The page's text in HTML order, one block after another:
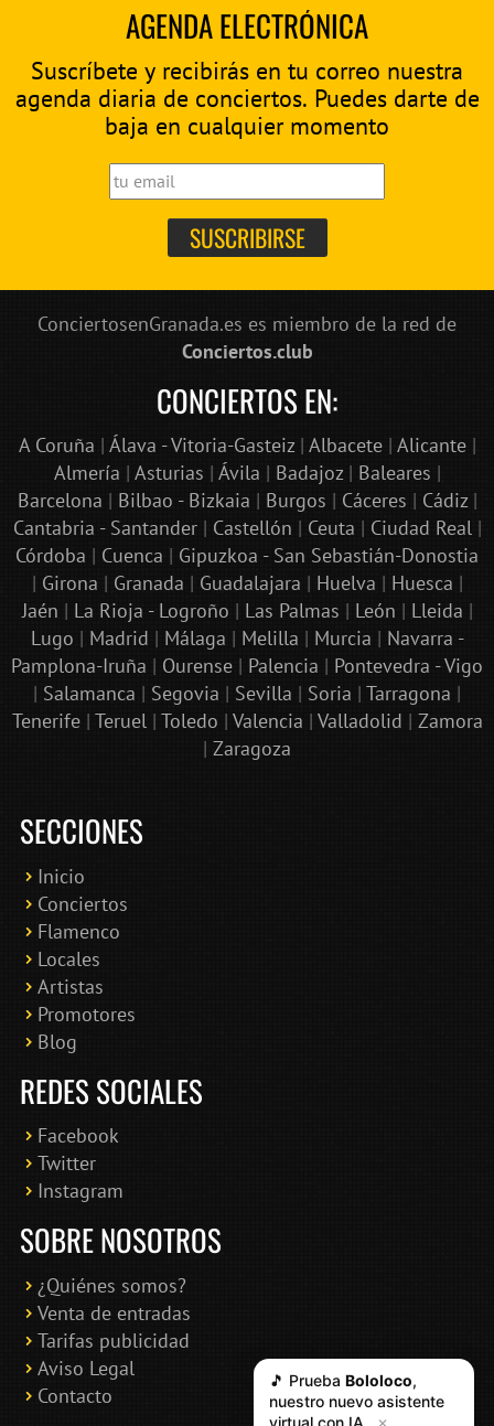
AGENDA ELECTRÓNICA
Suscríbete y recibirás en tu correo nuestra
agenda diaria de conciertos. Puedes darte de
baja en cualquier momento
ConciertosenGranada.es es miembro de la red de
Conciertos.club
CONCIERTOS EN:
A Coruña | Álava - Vitoria-Gasteiz| Albacete| Alicante|
Almería | Asturias | Ávila | Badajoz| Baleares |
Barcelona | Bilbao - Bizkaia | Burgos | Cáceres | Cádiz|
Cantabria - Santander| Castellón | Ceuta | Ciudad Real|
Córdoba | Cuenca | Gipuzkoa - San Sebastián-Donostia
| Girona | Granada | Guadalajara | Huelva | Huesca |
Jaén | La Rioja - Logroño | Las Palmas | León | Lleida |
Lugo | Madrid | Málaga | Melilla | Murcia | Navarra -
Pamplona-Iruña | Ourense | Palencia | Pontevedra - Vigo
| Salamanca | Segovia | Sevilla | Soria | Tarragona |
Tenerife| Teruel| Toledo | Valencia | Valladolid | Zamora
| Zaragoza
SECCIONES
Inicio
Conciertos
Flamenco
Locales
Artistas
Promotores
Blog
REDES SOCIALES
Facebook
Twitter
Instagram
SOBRE NOSOTROS
¿Quiénes somos?
Venta de entradas
Tarifas publicidad
Aviso Legal
Contacto
🎵 Prueba Bololoco,
nuestro nuevo asistente
virtual con IA